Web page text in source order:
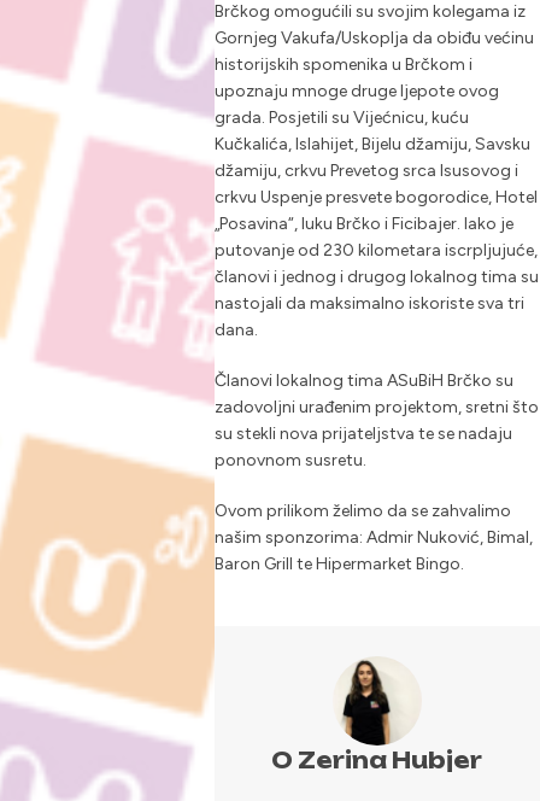
Brčkog omogućili su svojim kolegama iz
Gornjeg Vakufa/Uskoplja da obiđu većinu
historijskih spomenika u Brčkom i
upoznaju mnoge druge ljepote ovog
grada. Posjetili su Vijećnicu, kuću
Kučkalića, Islahijet, Bijelu džamiju, Savsku
džamiju, crkvu Prevetog srca Isusovog i
crkvu Uspenje presvete bogorodice, Hotel
„Posavina“, luku Brčko i Ficibajer. Iako je
putovanje od 230 kilometara iscrpljujuće,
članovi i jednog i drugog lokalnog tima su
nastojali da maksimalno iskoriste sva tri
dana.
Članovi lokalnog tima ASuBiH Brčko su
zadovoljni urađenim projektom, sretni što
su stekli nova prijateljstva te se nadaju
ponovnom susretu.
Ovom prilikom želimo da se zahvalimo
našim sponzorima: Admir Nuković, Bimal,
Baron Grill te Hipermarket Bingo.
O Zerina Hubjer